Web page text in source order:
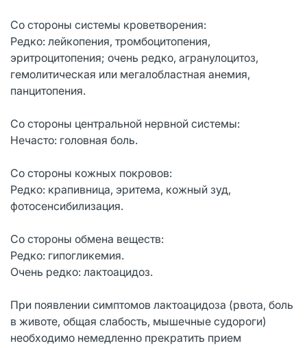
Со стороны системы кроветворения:
Редко: лейкопения, тромбоцитопения,
эритроцитопения; очень редко, агранулоцитоз,
гемолитическая или мегалобластная анемия,
панцитопения.
Со стороны центральной нервной системы:
Нечасто: головная боль.
Со стороны кожных покровов:
Редко: крапивница, эритема, кожный зуд,
фотосенсибилизация.
Со стороны обмена веществ:
Редко: гипогликемия.
Очень редко: лактоацидоз.
При появлении симптомов лактоацидоза (рвота, боль
в животе, общая слабость, мышечные судороги)
необходимо немедленно прекратить прием